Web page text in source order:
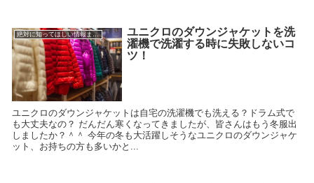
絶対に知ってほしい情報まとめ
ユニクロのダウンジャケットを洗
濯機で洗濯する時に失敗しないコ
ツ！
ユニクロのダウンジャケットは自宅の洗濯機でも洗える？ドラム式で
も大丈夫なの？ だんだん寒くなってきましたが、皆さんはもう冬服出
しましたか？＾＾ 今年の冬も大活躍しそうなユニクロのダウンジャケ
ット、お持ちの方も多いかと...